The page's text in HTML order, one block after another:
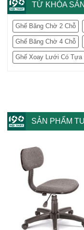
TỪ KHÓA
Ghế Băng Chờ 2 Chỗ
Ghế Băng Chờ 4 Chỗ
Ghế Xoay Lưới Có Tựa
SẢN PHẨM